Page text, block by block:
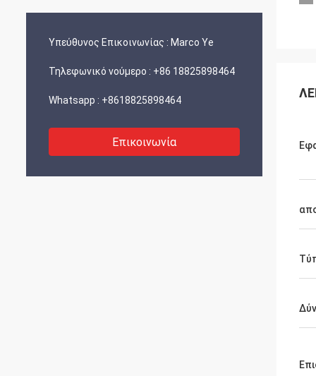
Υπεύθυνος Επικοινωνίας : Marco Ye
Τηλεφωνικό νούμερο : +86 18825898464
Whatsapp : +8618825898464
Επικοινωνία